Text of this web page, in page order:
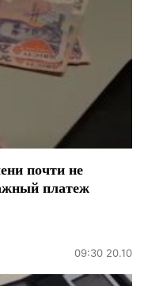
почти не
платеж
09:30 20.10